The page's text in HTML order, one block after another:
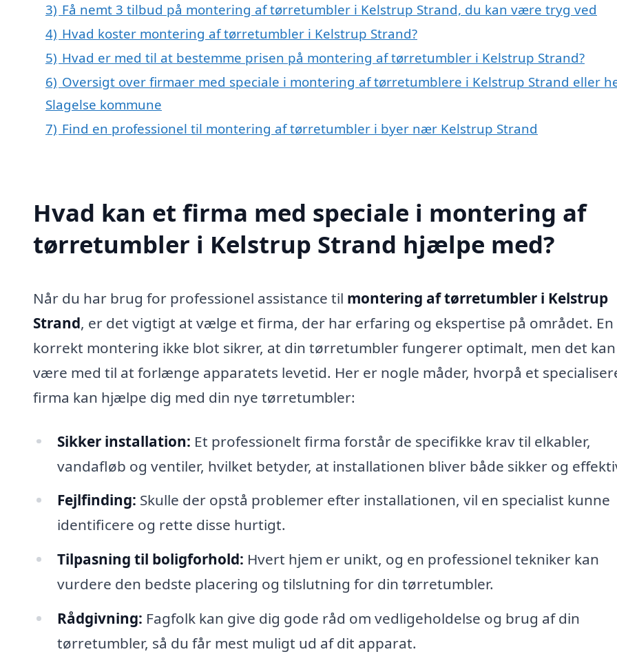
3) Få nemt 3 tilbud på montering af tørretumbler i Kelstrup Strand, du kan være tryg ved
4) Hvad koster montering af tørretumbler i Kelstrup Strand?
5) Hvad er med til at bestemme prisen på montering af tørretumbler i Kelstrup Strand?
6) Oversigt over firmaer med speciale i montering af tørretumblere i Kelstrup Strand eller
Slagelse kommune
7) Find en professionel til montering af tørretumbler i byer nær Kelstrup Strand
Hvad kan et firma med speciale i montering af
tørretumbler i Kelstrup Strand hjælpe med?
Når du har brug for professionel assistance til montering af tørretumbler i Kelstrup
Strand, er det vigtigt at vælge et firma, der har erfaring og ekspertise på området. En
korrekt montering ikke blot sikrer, at din tørretumbler fungerer optimalt, men det kan
være med til at forlænge apparatets levetid. Her er nogle måder, hvorpå et
firma kan hjælpe dig med din nye tørretumbler:
Sikker installation: Et professionelt firma forstår de specifikke krav til elkabler,
vandafløb og ventiler, hvilket betyder, at installationen bliver både sikker og
Fejlfinding: Skulle der opstå problemer efter installationen, vil en specialist kunne
identificere og rette disse hurtigt.
Tilpasning til boligforhold: Hvert hjem er unikt, og en professionel tekniker kan
vurdere den bedste placering og tilslutning for din tørretumbler.
Rådgivning: Fagfolk kan give dig gode råd om vedligeholdelse og brug af din
tørretumbler, så du får mest muligt ud af dit apparat.